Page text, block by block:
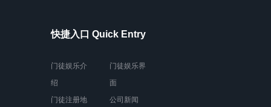
快捷入口 Quick Entry
门徒娱乐介
绍
门徒注册地
门徒娱乐界
面
公司新闻